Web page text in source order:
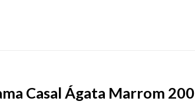
Casal Ágata Marrom 200